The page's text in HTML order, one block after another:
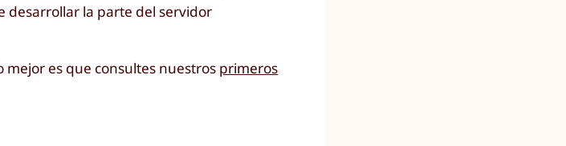
desarrollar la parte del servidor
es que consultes nuestros primeros